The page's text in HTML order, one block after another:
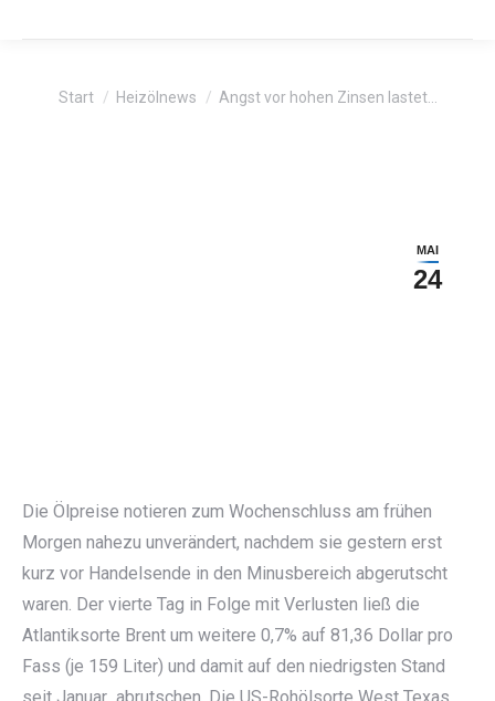
Sie befinden sich hier:
Start Heizölnews Angst vor hohen Zinsen lastet…
MAI
24
Die Ölpreise notieren zum Wochenschluss am frühen
Morgen nahezu unverändert, nachdem sie gestern erst
kurz vor Handelsende in den Minusbereich abgerutscht
waren. Der vierte Tag in Folge mit Verlusten ließ die
Atlantiksorte Brent um weitere 0,7% auf 81,36 Dollar pro
Fass (je 159 Liter) und damit auf den niedrigsten Stand